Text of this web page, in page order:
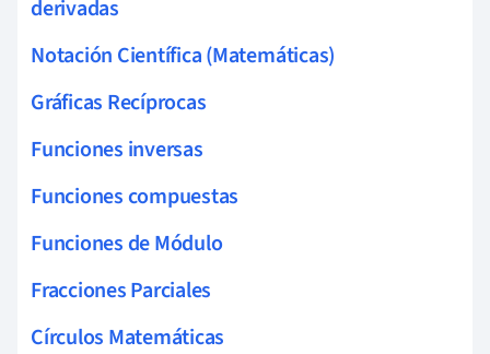
derivadas
Notación Científica (Matemáticas)
Gráficas Recíprocas
Funciones inversas
Funciones compuestas
Funciones de Módulo
Fracciones Parciales
Círculos Matemáticas